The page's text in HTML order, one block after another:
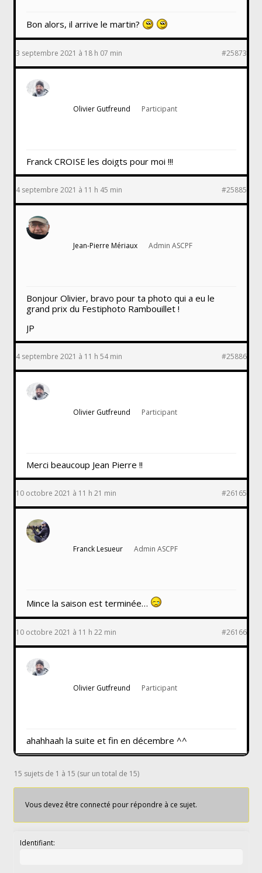
Bon alors, il arrive le martin?
3 septembre 2021 à 18 h 07 min #25873
Olivier Gutfreund Participant
Franck CROISE les doigts pour moi !!!
4 septembre 2021 à 11 h 45 min #25885
Jean-Pierre Mériaux Admin ASCPF
Bonjour Olivier, bravo pour ta photo qui a eu le
grand prix du Festiphoto Rambouillet !
JP
4 septembre 2021 à 11 h 54 min #25886
Olivier Gutfreund Participant
Merci beaucoup Jean Pierre !!
10 octobre 2021 à 11 h 21 min #26165
Franck Lesueur Admin ASCPF
Mince la saison est terminée…
10 octobre 2021 à 11 h 22 min #26166
Olivier Gutfreund Participant
ahahhaah la suite et fin en décembre ^^
15 sujets de 1 à 15 (sur un total de 15)
Vous devez être connecté pour répondre à ce sujet.
Identifiant: